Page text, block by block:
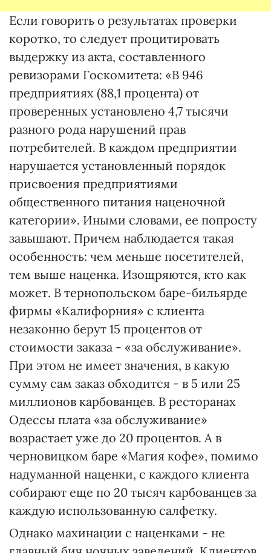
Если говорить о результатах проверки
коротко, то следует процитировать
выдержку из акта, составленного
ревизорами Госкомитета: «В 946
предприятиях (88,1 процента) от
проверенных установлено 4,7 тысячи
разного рода нарушений прав
потребителей. В каждом предприятии
нарушается установленный порядок
присвоения предприятиями
общественного питания наценочной
категории». Иными словами, ее попросту
завышают. Причем наблюдается такая
особенность: чем меньше посетителей,
тем выше наценка. Изощряются, кто как
может. В тернопольском баре-бильярде
фирмы «Калифорния» с клиента
незаконно берут 15 процентов от
стоимости заказа - «за обслуживание».
При этом не имеет значения, в какую
сумму сам заказ обходится - в 5 или 25
миллионов карбованцев. В ресторанах
Одессы плата «за обслуживание»
возрастает уже до 20 процентов. А в
черновицком баре «Магия кофе», помимо
надуманной наценки, с каждого клиента
собирают еще по 20 тысяч карбованцев за
каждую использованную салфетку.
Однако махинации с наценками - не